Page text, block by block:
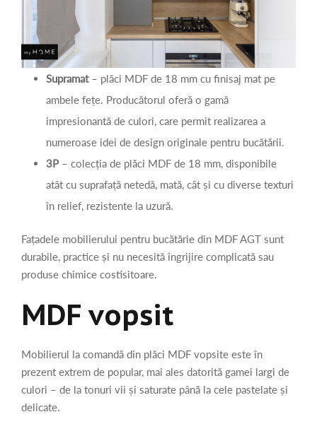
Supramat– plăci MDF de 18 mm cu finisaj mat pe
ambele fețe. Producătorul oferă o gamă
impresionantă de culori, care permit realizarea a
numeroase idei de design originale pentru bucătării.
3P – colecția de plăci MDF de 18 mm, disponibile
atât cu suprafață netedă, mată, cât și cu diverse texturi
în relief, rezistente la uzură.
Fațadele mobilierului pentru bucătărie din MDF AGT sunt
durabile, practice și nu necesită îngrijire complicată sau
produse chimice costisitoare.
MDF vopsit
Mobilierul la comandă din plăci MDF vopsite este în
prezent extrem de popular, mai ales datorită gamei largi de
culori – de la tonuri vii și saturate până la cele pastelate și
delicate.